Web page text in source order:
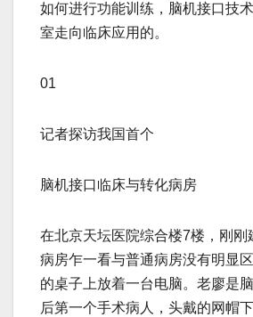
如何进行功能训练，脑机接口技
室走向临床应用的。
01
记者探访我国首个
脑机接口临床与转化病房
在北京天坛医院综合楼7楼，刚刚
病房乍一看与普通病房没有明显
的桌子上放着一台电脑。老廖是
后第一个手术病人，头戴的网帽